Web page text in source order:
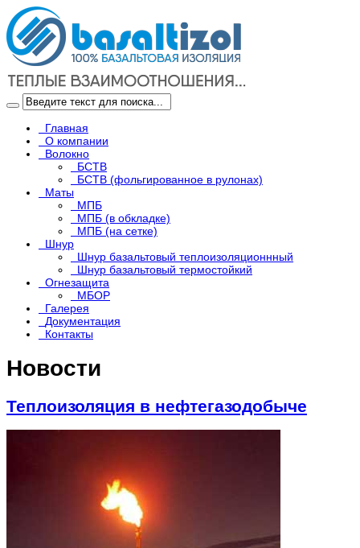
Главная
О компании
Волокно
БСТВ
БСТВ (фольгированное в рулонах)
Маты
МПБ
МПБ (в обкладке)
МПБ (на сетке)
Шнур
Шнур базальтовый теплоизоляционнный
Шнур базальтовый термостойкий
Огнезащита
МБОР
Галерея
Документация
Контакты
Новости
Теплоизоляция в нефтегазодобыче